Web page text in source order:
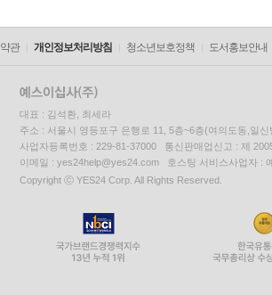
관 개인정보처리방침 청소년보호정책 도서홍보안내
대표 : 김석환, 최세라
주소 : 서울시 영등포구 은행로 11, 5층~6층(여의도동,일신
사업자등록번호 : 229-81-37000 통신판매업신고 : 제
이메일 : yes24help@yes24.com 호스팅 서비스사업자 :
Copyright ⓒ YES24 Corp. All Rights Reserved.